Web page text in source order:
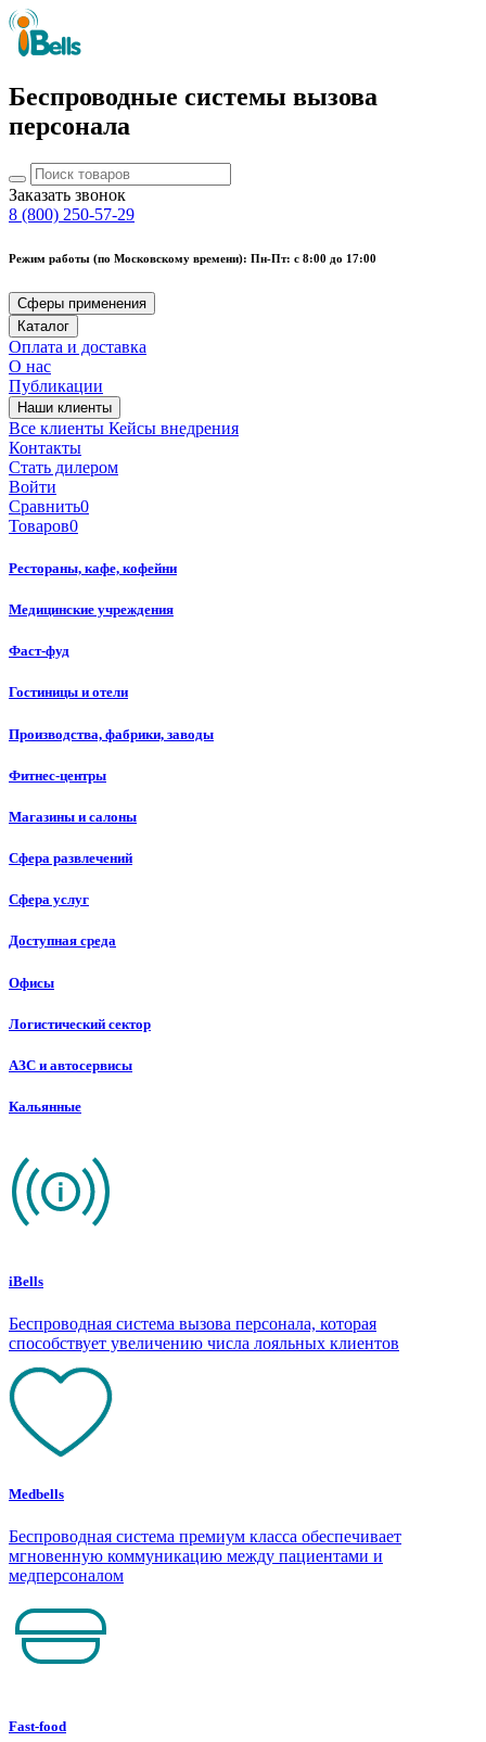
Беспроводные системы вызова
персонала
Заказать звонок
8 (800) 250-57-29
Режим работы (по Московскому времени): Пн-Пт: с 8:00 до 17:00
Сферы применения
Каталог
Оплата и доставка
О нас
Публикации
Наши клиенты
Все клиенты Кейсы внедрения
Контакты
Стать дилером
Войти
Сравнить0
Товаров0
Рестораны, кафе, кофейни
Медицинские учреждения
Фаст-фуд
Гостиницы и отели
Производства, фабрики, заводы
Фитнес-центры
Магазины и салоны
Сфера развлечений
Сфера услуг
Доступная среда
Офисы
Логистический сектор
АЗС и автосервисы
Кальянные
iBells
Беспроводная система вызова персонала, которая
способствует увеличению числа лояльных клиентов
Medbells
Беспроводная система премиум класса обеспечивает
мгновенную коммуникацию между пациентами и
медперсоналом
Fast-food